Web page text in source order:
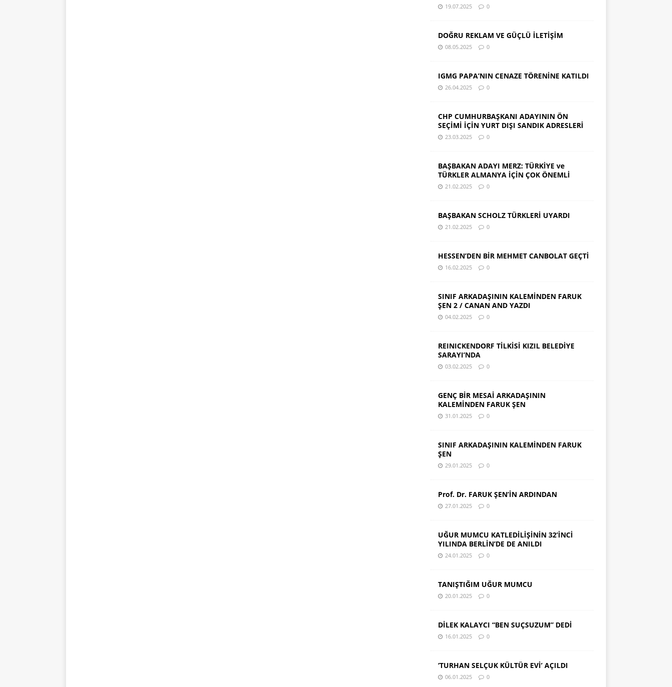
19.07.2025 0
DOĞRU REKLAM VE GÜÇLÜ İLETİŞİM
08.05.2025 0
IGMG PAPA’NIN CENAZE TÖRENİNE KATILDI
26.04.2025 0
CHP CUMHURBAŞKANI ADAYININ ÖN
SEÇİMİ İÇİN YURT DIŞI SANDIK ADRESLERİ
23.03.2025 0
BAŞBAKAN ADAYI MERZ: TÜRKİYE ve
TÜRKLER ALMANYA İÇİN ÇOK ÖNEMLİ
21.02.2025 0
BAŞBAKAN SCHOLZ TÜRKLERİ UYARDI
21.02.2025 0
HESSEN’DEN BİR MEHMET CANBOLAT GEÇTİ
16.02.2025 0
SINIF ARKADAŞININ KALEMİNDEN FARUK
ŞEN 2 / CANAN AND YAZDI
04.02.2025 0
REINICKENDORF TİLKİSİ KIZIL BELEDİYE
SARAYI’NDA
03.02.2025 0
GENÇ BİR MESAİ ARKADAŞININ
KALEMİNDEN FARUK ŞEN
31.01.2025 0
SINIF ARKADAŞININ KALEMİNDEN FARUK
ŞEN
29.01.2025 0
Prof. Dr. FARUK ŞEN’İN ARDINDAN
27.01.2025 0
UĞUR MUMCU KATLEDİLİŞİNİN 32’İNCİ
YILINDA BERLİN’DE DE ANILDI
24.01.2025 0
TANIŞTIĞIM UĞUR MUMCU
20.01.2025 0
DİLEK KALAYCI “BEN SUÇSUZUM” DEDİ
16.01.2025 0
‘TURHAN SELÇUK KÜLTÜR EVİ’ AÇILDI
06.01.2025 0